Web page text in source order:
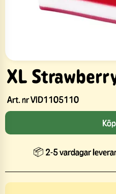
XL
Art. nrVID1105110
📦 2-5 vardagar